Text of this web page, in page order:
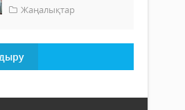
Жаңалықтар